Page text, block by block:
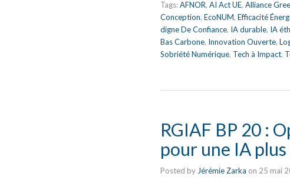
Tags:AFNOR, AI Act UE, Alliance
Conception, EcoNUM, Efficacité
digne De Confiance, IA durable, IA
Bas Carbone, Innovation Ouverte,
Sobriété Numérique, Tech à Impact,
RGIAF BP 20 :
pour une IA
Posted by Jérémie Zarka on 25 mai